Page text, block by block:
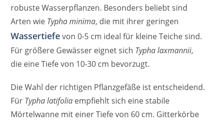
robuste Wasserpflanzen. Besonders beliebt sind
Arten wie Typha minima, die mit ihrer geringen
Wassertiefevon 0-5 cm ideal für kleine Teiche sind.
Für größere Gewässer eignet sich Typha laxmannii,
die eine Tiefe von 10-30 cm bevorzugt.
Die Wahl der richtigen Pflanzgefäße ist entscheidend.
Für Typha latifolia empfiehlt sich eine stabile
Mörtelwanne mit einer Tiefe von 60 cm. Gitterkörbe